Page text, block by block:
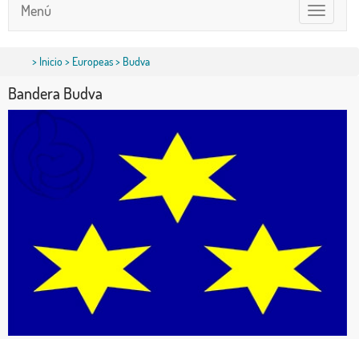
Toggle
navigation
Menú
> Inicio> Europeas> Budva
Bandera Budva